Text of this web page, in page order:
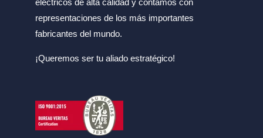
eléctricos de alta calidad y contamos con
representaciones de los más importantes
fabricantes del mundo.
¡Queremos ser tu aliado estratégico!